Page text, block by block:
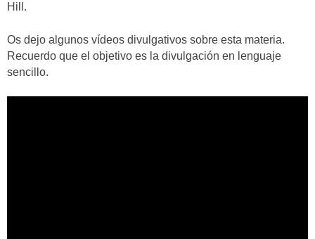
Hill.
Os dejo algunos vídeos divulgativos sobre esta materia.
Recuerdo que el objetivo es la divulgación en lenguaje
sencillo.